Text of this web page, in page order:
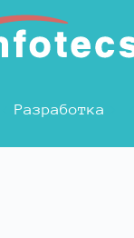
Разработка